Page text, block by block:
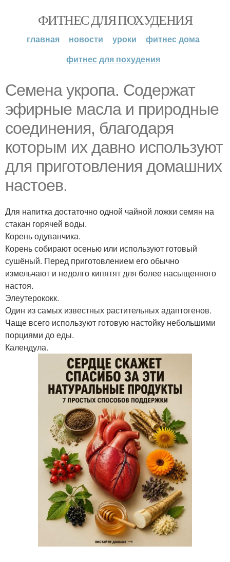
ФИТНЕС ДЛЯ ПОХУДЕНИЯ
главная новости уроки
фитнес дома
фитнес для похудения
Семена укропа. Содержат
эфирные масла и природные
соединения, благодаря
которым их давно используют
для приготовления домашних
настоев.
Для напитка достаточно одной чайной ложки семян на
стакан горячей воды.
Корень одуванчика.
Корень собирают осенью или используют готовый
сушёный. Перед приготовлением его обычно
измельчают и недолго кипятят для более насыщенного
настоя.
Элеутерококк.
Один из самых известных растительных адаптогенов.
Чаще всего используют готовую настойку небольшими
порциями до еды.
Календула.